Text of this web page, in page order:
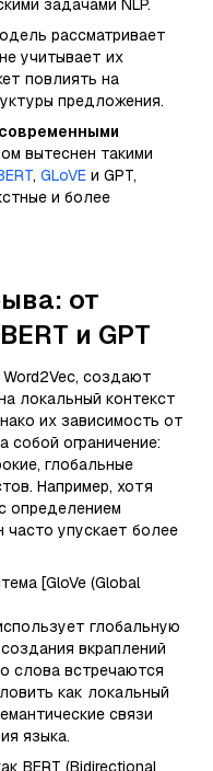
задачами NLP.
рассматривает
учитывает их
повлиять на
предложения.
вытеснен такими
, GLoVE и GPT,
и более
от
и GPT
создают
локальный контекст
их зависимость от
собой ограничение:
глобальные
Например, хотя
определением
часто упускает более
[GloVe (Global
глобальную
вкраплений
слова встречаются
как локальный
связи
языка.
BERT (Bidirectional